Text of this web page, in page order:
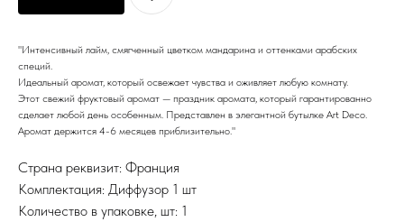
"Интенсивный лайм, смягченный цветком мандарина и оттенками арабских
специй.
Идеальный аромат, который освежает чувства и оживляет любую комнату.
Этот свежий фруктовый аромат — праздник аромата, который гарантированно
сделает любой день особенным. Представлен в элегантной бутылке Art Deco.
Аромат держится 4-6 месяцев приблизительно."
Страна реквизит: Франция
Комплектация: Диффузор 1 шт
Количество в упаковке, шт: 1